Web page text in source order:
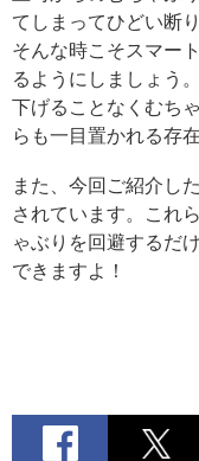
てしまってひどい断
そんな時こそスマー
るようにしましょう
下げることなくむち
らも一目置かれる存
また、今回ご紹介し
されています。これ
ゃぶりを回避するだ
できますよ！